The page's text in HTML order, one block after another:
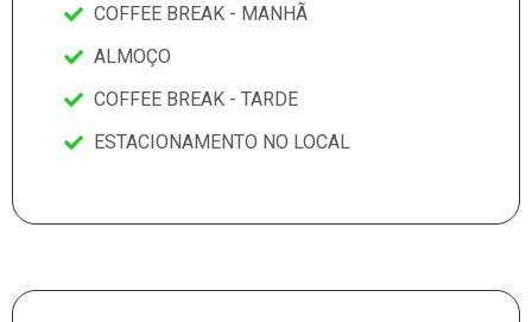
COFFEE BREAK - MANHÃ
ALMOÇO
COFFEE BREAK - TARDE
ESTACIONAMENTO NO LOCAL